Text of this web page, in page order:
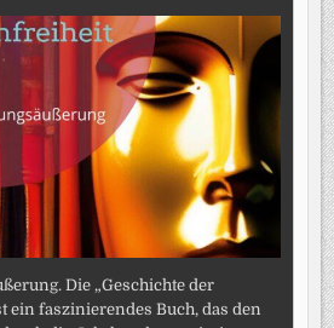
Die „Geschichte der
ein faszinierendes Buch, das den